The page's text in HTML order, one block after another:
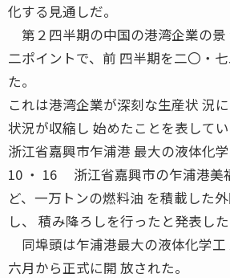
化する見通しだ。
第２四半期の中国の港湾企業の景
二ポイントで、前 四半期を二〇・
た。
これは港湾企業が深刻な生産状 況
状況が収縮し 始めたことを表してい
浙江省嘉興市乍浦港 最大の液体化
10 ・ 16 浙江省嘉興市の乍浦港美
ど、一万トンの燃料油 を積載した
し、 積み降ろしを行ったと発表した
同埠頭は乍浦港最大の液体化学工
六月から正式に開 放された。